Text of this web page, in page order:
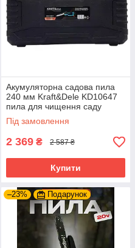
Акумуляторна садова пила
240 мм Kraft&Dele KD10647
пила для чищення саду
Під замовлення
2 369 ₴ 2 587 ₴
Купити
–23% Подарунок